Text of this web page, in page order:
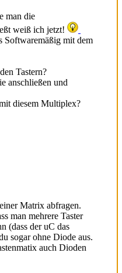
man die
weiß ich jetzt!
Softwaremäßig mit dem
Tastern?
anschließen und
diesem Multiplex?
Matrix abfragen.
man mehrere Taster
(dass der uC das
sogar ohne Diode aus.
auch Dioden